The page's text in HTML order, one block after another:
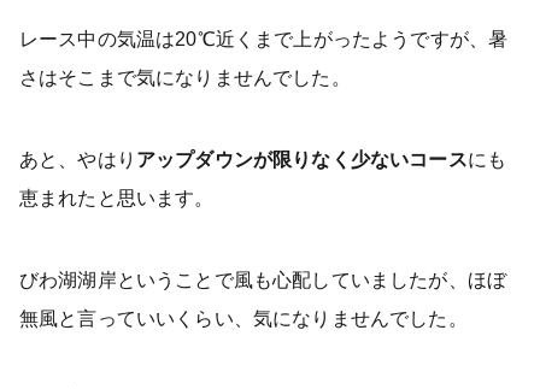
レース中の気温は20℃近くまで上がったようですが、暑
さはそこまで気になりませんでした。
あと、やはり アップダウンが限りなく少ないコースにも
恵まれたと思います。
びわ湖湖岸ということで風も心配していましたが、ほぼ
無風と言っていいくらい、気になりませんでした。